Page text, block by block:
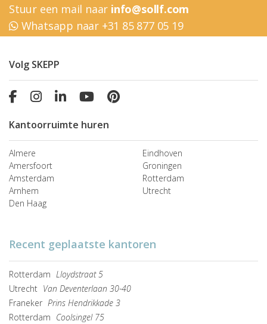
Stuur een mail naar info@sollf.com
Whatsapp naar +31 85 877 05 19
Volg SKEPP
Kantoorruimte huren
Almere
Amersfoort
Amsterdam
Arnhem
Den Haag
Eindhoven
Groningen
Rotterdam
Utrecht
Recent geplaatste kantoren
Rotterdam Lloydstraat 5
Utrecht Van Deventerlaan 30-40
Franeker Prins Hendrikkade 3
Rotterdam Coolsingel 75